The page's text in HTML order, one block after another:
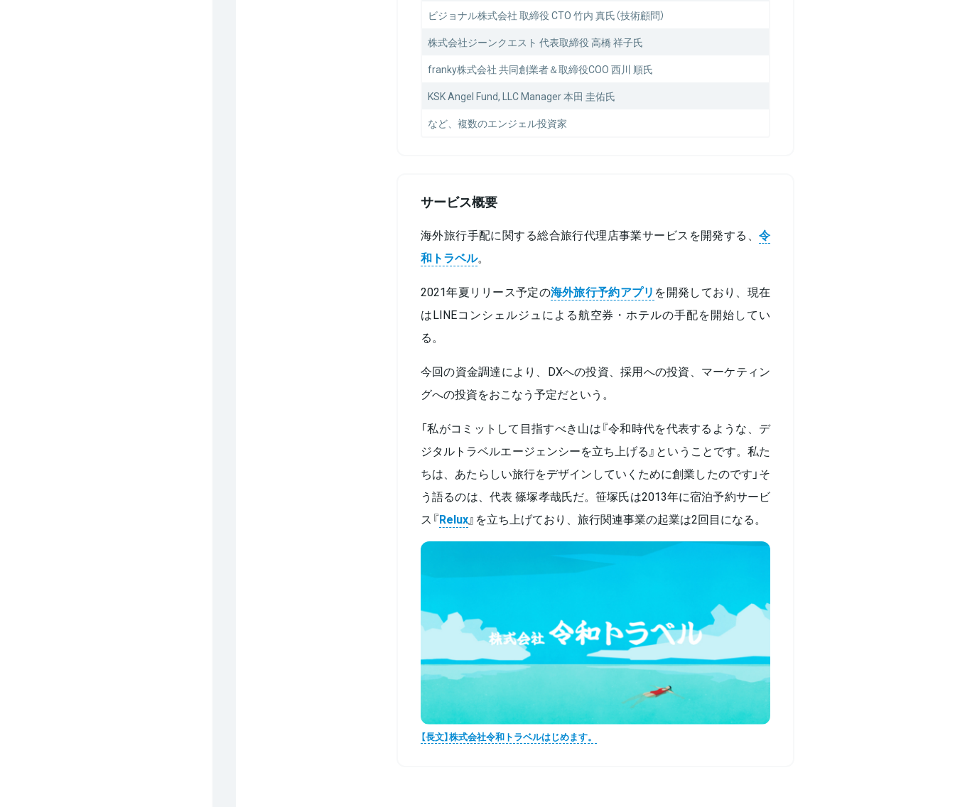
ビジョナル株式会社 取締役 CTO 竹内 真氏（技術顧問）
株式会社ジーンクエスト 代表取締役 高橋 祥子氏
franky株式会社 共同創業者＆取締役COO 西川 順氏
KSK Angel Fund, LLC Manager 本田 圭佑氏
など、複数のエンジェル投資家
サービス概要
海外旅行手配に関する総合旅行代理店事業サービスを開発する、 令
和トラベル。
2021年夏リリース予定の海外旅行予約アプリ を開発しており、現在
はLINEコンシェルジュによる航空券・ホテルの手配を開始してい
る。
今回の資金調達により、DXへの投資、採用への投資、マーケティン
グへの投資をおこなう予定だという。
「私がコミットして目指すべき山は『令和時代を代表するような、デ
ジタルトラベルエージェンシーを立ち上げる』ということです。私た
ちは、あたらしい旅行をデザインしていくために創業したのです」そ
う語るのは、代表 篠塚孝哉氏だ。笹塚氏は2013年に宿泊予約サービ
ス『Relux』を立ち上げており、旅行関連事業の起業は2回目になる。
【長文】株式会社令和トラベルはじめます。